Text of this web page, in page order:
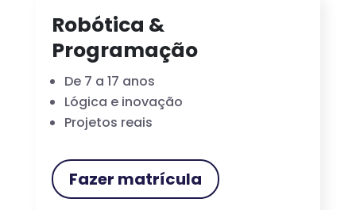
Robótica &
Programação
De 7 a 17 anos
Lógica e inovação
Projetos reais
Fazer matrícula